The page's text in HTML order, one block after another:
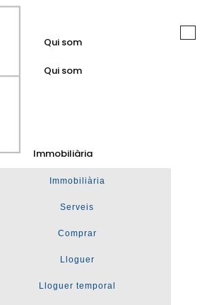
Qui som
Qui som
Immobiliària
Immobiliària
Serveis
Comprar
Lloguer
Lloguer temporal